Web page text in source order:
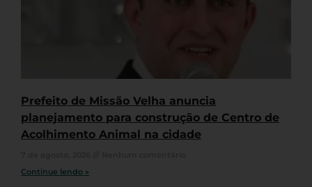
Prefeito de Missão Velha anuncia
planejamento para construção de Centro de
Acolhimento Animal na cidade
Continue lendo »